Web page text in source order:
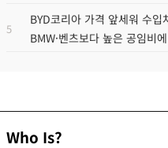
5
BYD코리아 가격 앞세워 수입
BMW·벤츠보다 높은 공임비
Who Is?